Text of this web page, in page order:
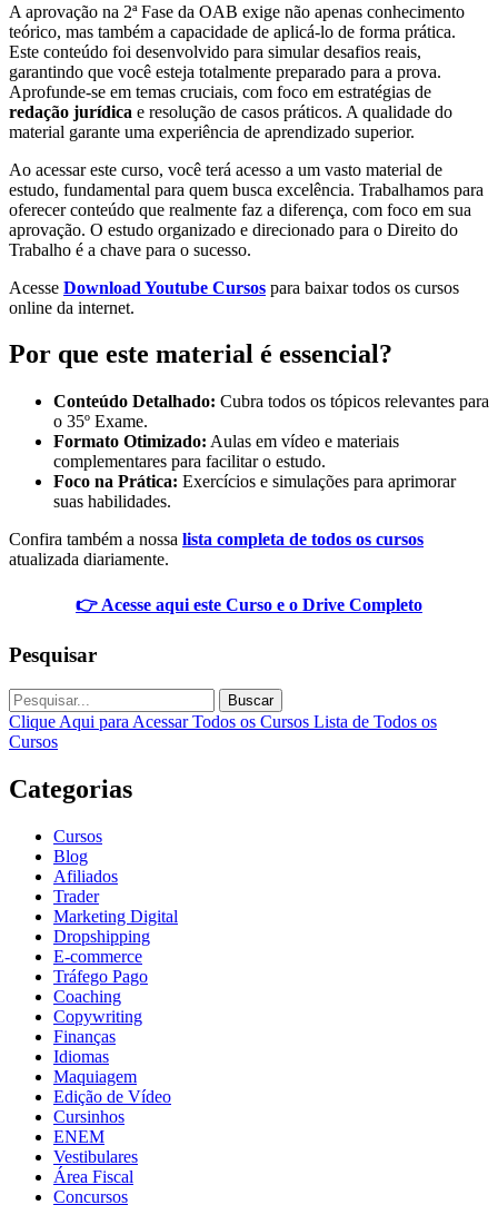
A aprovação na 2ª Fase da OAB exige não apenas conhecimento
teórico, mas também a capacidade de aplicá-lo de forma prática.
Este conteúdo foi desenvolvido para simular desafios reais,
garantindo que você esteja totalmente preparado para a prova.
Aprofunde-se em temas cruciais, com foco em estratégias de
redação jurídica e resolução de casos práticos. A qualidade do
material garante uma experiência de aprendizado superior.
Ao acessar este curso, você terá acesso a um vasto material de
estudo, fundamental para quem busca excelência. Trabalhamos para
oferecer conteúdo que realmente faz a diferença, com foco em sua
aprovação. O estudo organizado e direcionado para o Direito do
Trabalho é a chave para o sucesso.
Acesse Download Youtube Cursos para baixar todos os cursos
online da internet.
Por que este material é essencial?
Conteúdo Detalhado: Cubra todos os tópicos relevantes para
o 35º Exame.
Formato Otimizado: Aulas em vídeo e materiais
complementares para facilitar o estudo.
Foco na Prática: Exercícios e simulações para aprimorar
suas habilidades.
Confira também a nossa lista completa de todos os cursos
atualizada diariamente.
👉 Acesse aqui este Curso e o Drive Completo
Pesquisar
Buscar
Clique Aqui para Acessar Todos os Cursos Lista de Todos os
Cursos
Categorias
Cursos
Blog
Afiliados
Trader
Marketing Digital
Dropshipping
E-commerce
Tráfego Pago
Coaching
Copywriting
Finanças
Idiomas
Maquiagem
Edição de Vídeo
Cursinhos
ENEM
Vestibulares
Área Fiscal
Concursos